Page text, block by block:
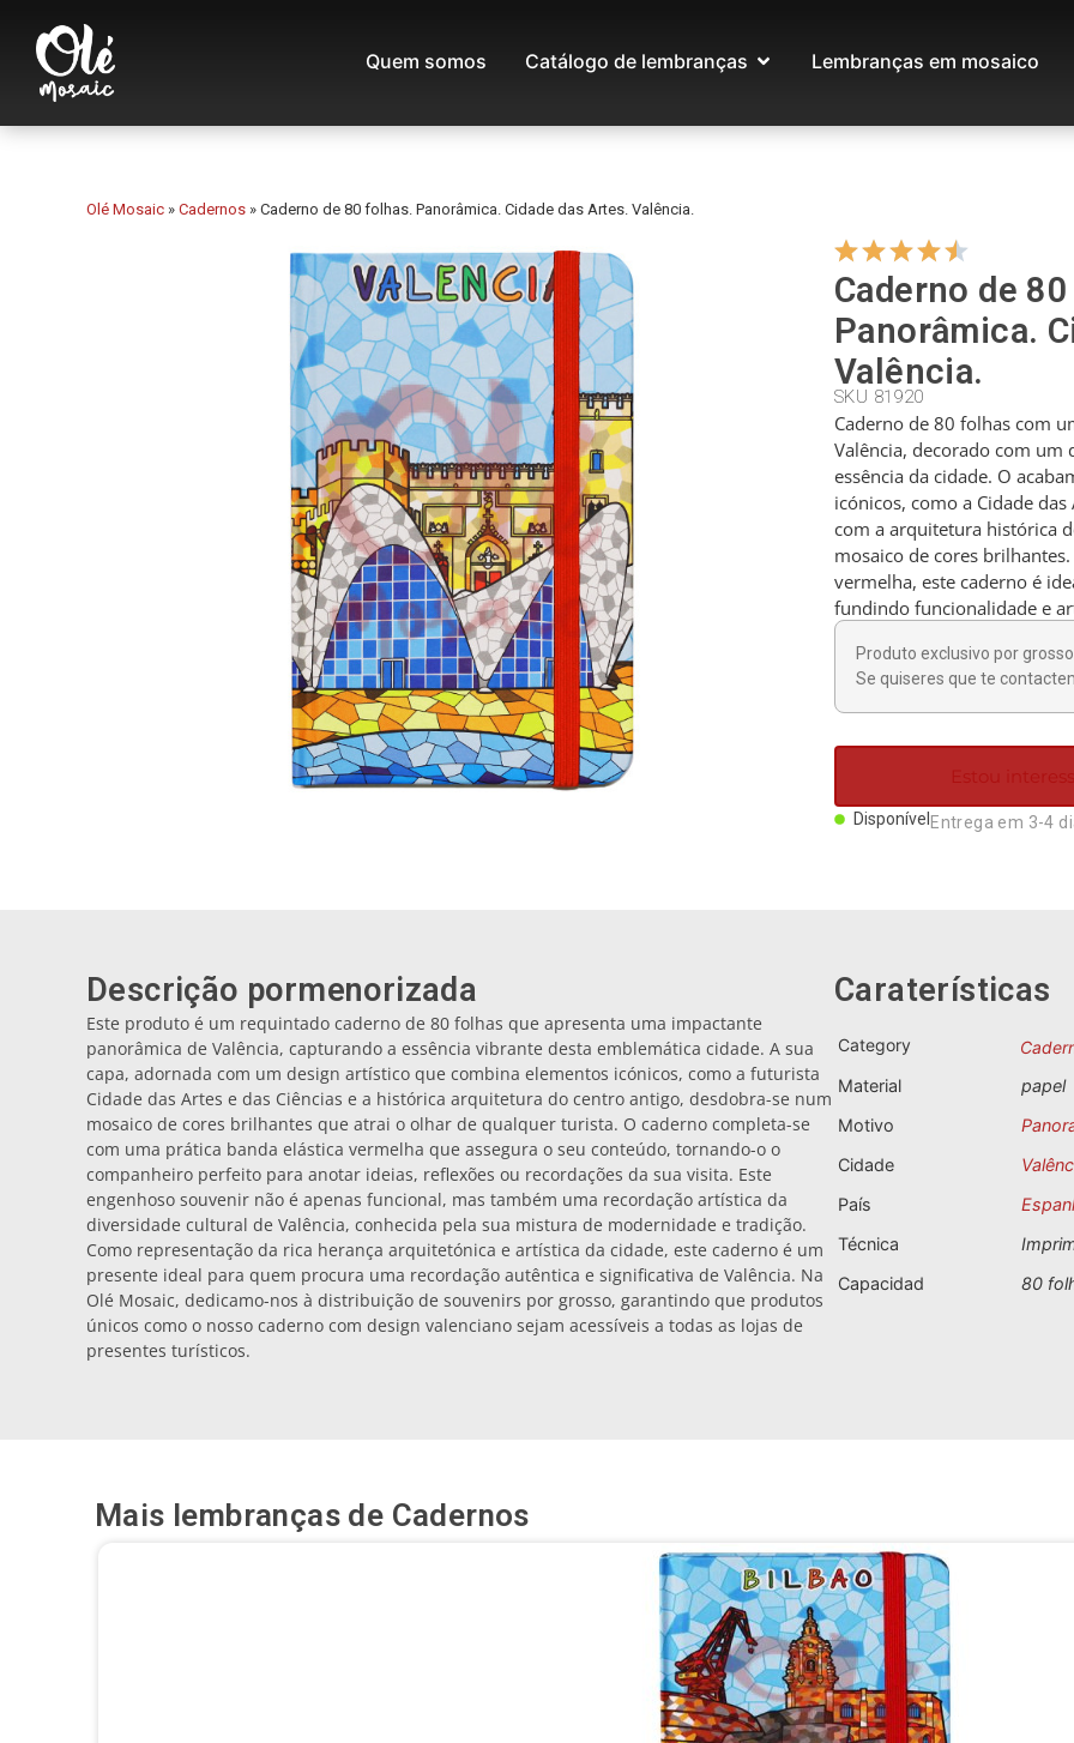
Quem somos Catálogo de lembranças Lembranças em mosaico
Olé Mosaic » Cadernos » Caderno de 80 folhas. Panorâmica. Cidade das Artes. Valência.
Caderno de
Panorâmica.
Valência.
SKU 81920
Caderno de 80 folhas com
Valência, decorado com um
essência da cidade. O
icónicos, como a Cidade
com a arquitetura histórica
mosaico de cores
vermelha, este caderno é
fundindo funcionalidade e
Produto exclusivo por grosso
Se quiseres que te
Estou
Disponível Entrega em 3-4
Descrição pormenorizada
Este produto é um requintado caderno de 80 folhas que apresenta uma impactante
panorâmica de Valência, capturando a essência vibrante desta emblemática cidade. A sua
capa, adornada com um design artístico que combina elementos icónicos, como a futurista
Cidade das Artes e das Ciências e a histórica arquitetura do centro antigo, desdobra-se num
mosaico de cores brilhantes que atrai o olhar de qualquer turista. O caderno completa-se
com uma prática banda elástica vermelha que assegura o seu conteúdo, tornando-o o
companheiro perfeito para anotar ideias, reflexões ou recordações da sua visita. Este
engenhoso souvenir não é apenas funcional, mas também uma recordação artística da
diversidade cultural de Valência, conhecida pela sua mistura de modernidade e tradição.
Como representação da rica herança arquitetónica e artística da cidade, este caderno é um
presente ideal para quem procura uma recordação autêntica e significativa de Valência. Na
Olé Mosaic, dedicamo-nos à distribuição de souvenirs por grosso, garantindo que produtos
únicos como o nosso caderno com design valenciano sejam acessíveis a todas as lojas de
presentes turísticos.
Caraterísticas
Category
Material
papel
Motivo
Cidade
País
Técnica
Capacidad
80
Mais lembranças de Cadernos